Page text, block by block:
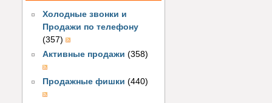
Холодные звонки и
Продажи по телефону
(357)
Активные продажи (358)
Продажные фишки (440)